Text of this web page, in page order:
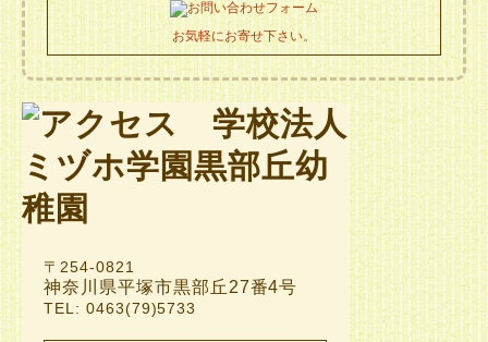
お気軽にお寄せ下さい。
〒254-0821
神奈川県平塚市黒部丘27番4号
TEL: 0463(79)5733